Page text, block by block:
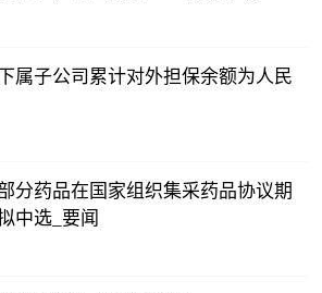
属子公司累计对外担保余额为人民
分药品在国家组织集采药品协议期
中选_要闻